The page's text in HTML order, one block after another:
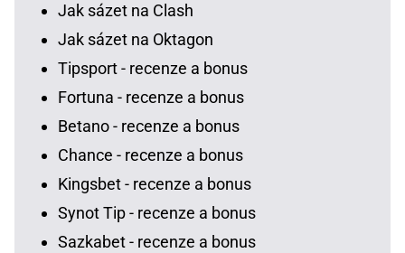
Jak sázet na Clash
Jak sázet na Oktagon
Tipsport - recenze a bonus
Fortuna - recenze a bonus
Betano - recenze a bonus
Chance - recenze a bonus
Kingsbet - recenze a bonus
Synot Tip - recenze a bonus
Sazkabet - recenze a bonus